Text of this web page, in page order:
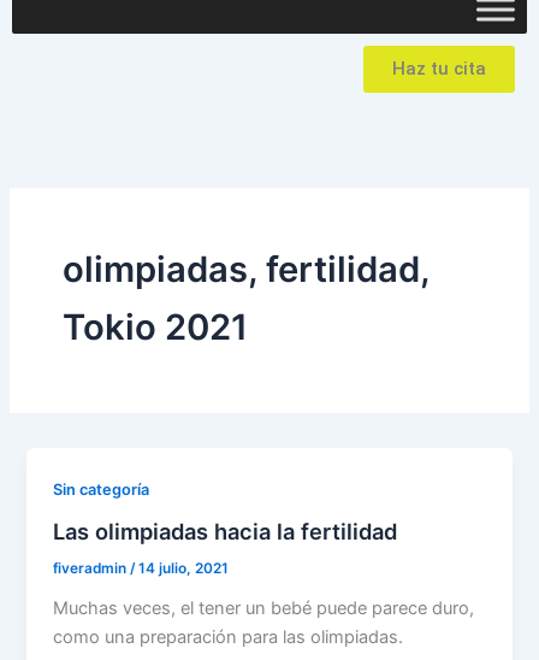
Haz tu cita
olimpiadas, fertilidad,
Tokio 2021
Sin categoría
Las olimpiadas hacia la fertilidad
fiveradmin/14 julio, 2021
Muchas veces, el tener un bebé puede parece duro,
como una preparación para las olimpiadas.